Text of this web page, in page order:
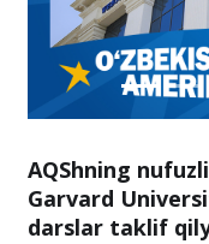
AQShning
Garvard
darslar taklif